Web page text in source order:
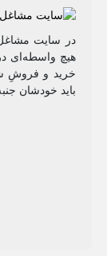
در سایت مشاغل
هیچ واسطه‌ای
خرید و فروشِ
باید خودشان